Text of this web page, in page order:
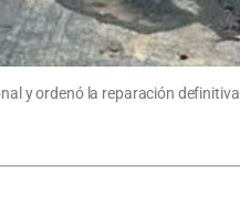
y ordenó la reparación definitiva